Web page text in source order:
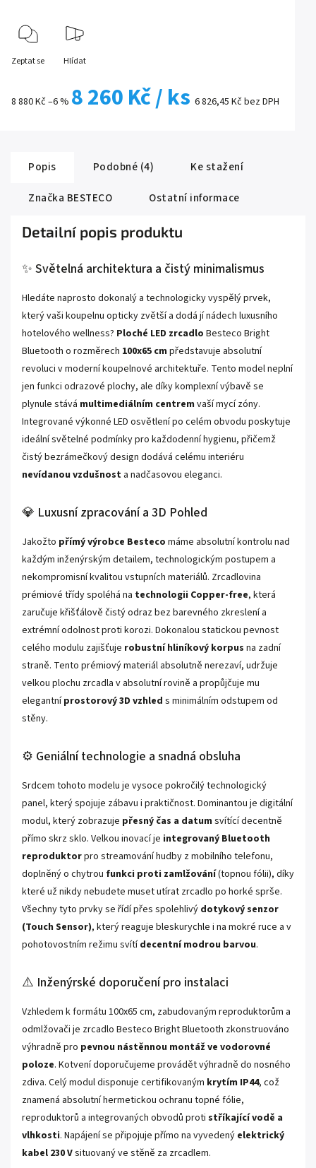
8 880 Kč–6 % 8 260 Kč/ ks 6 826,45 Kč bez DPH
Zeptat se Hlídat
Popis Podobné (4)
Ke stažení
Značka BESTECO Ostatní informace
Detailní popis produktu
✨ Světelná architektura a čistý minimalismus
Hledáte naprosto dokonalý a technologicky vyspělý prvek,
který vaši koupelnu opticky zvětší a dodá jí nádech luxusního
hotelového wellness? Ploché LED zrcadlo Besteco Bright
Bluetooth o rozměrech 100x65 cm představuje absolutní
revoluci v moderní koupelnové architektuře. Tento model neplní
jen funkci odrazové plochy, ale díky komplexní výbavě se
plynule stává multimediálním centrem vaší mycí zóny.
Integrované výkonné LED osvětlení po celém obvodu poskytuje
ideální světelné podmínky pro každodenní hygienu, přičemž
čistý bezrámečkový design dodává celému interiéru
nevídanou vzdušnost a nadčasovou eleganci.
💎 Luxusní zpracování a 3D Pohled
Jakožto přímý výrobce Besteco máme absolutní kontrolu nad
každým inženýrským detailem, technologickým postupem a
nekompromisní kvalitou vstupních materiálů. Zrcadlovina
prémiové třídy spoléhá na technologii Copper-free, která
zaručuje křišťálově čistý odraz bez barevného zkreslení a
extrémní odolnost proti korozi. Dokonalou statickou pevnost
celého modulu zajišťuje robustní hliníkový korpus na zadní
straně. Tento prémiový materiál absolutně nerezaví, udržuje
velkou plochu zrcadla v absolutní rovině a propůjčuje mu
elegantníprostorový 3D vzhled s minimálním odstupem od
stěny.
⚙️ Geniální technologie a snadná obsluha
Srdcem tohoto modelu je vysoce pokročilý technologický
panel, který spojuje zábavu i praktičnost. Dominantou je digitální
modul, který zobrazuje přesný čas a datum svítící decentně
přímo skrz sklo. Velkou inovací je integrovaný Bluetooth
reproduktorpro streamování hudby z mobilního telefonu,
doplněný o chytrou funkci proti zamlžování(topnou fólii), díky
které už nikdy nebudete muset utírat zrcadlo po horké sprše.
Všechny tyto prvky se řídí přes spolehlivý dotykový senzor
(Touch Sensor), který reaguje bleskurychle i na mokré ruce a v
pohotovostním režimu svítídecentní modrou barvou.
⚠️ Inženýrské doporučení pro instalaci
Vzhledem k formátu 100x65 cm, zabudovaným reproduktorům a
odmlžovači je zrcadlo Besteco Bright Bluetooth zkonstruováno
výhradně pro pevnou nástěnnou montáž ve vodorovné
poloze. Kotvení doporučujeme provádět výhradně do nosného
zdiva. Celý modul disponuje certifikovaným krytím IP44, což
znamená absolutní hermetickou ochranu topné fólie,
reproduktorů a integrovaných obvodů proti stříkající vodě a
vlhkosti. Napájení se připojuje přímo na vyvedený elektrický
kabel 230 Vsituovaný ve stěně za zrcadlem.